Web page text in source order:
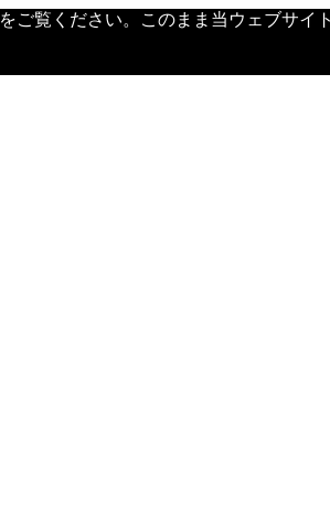
をご覧ください。このまま当ウェブサイ